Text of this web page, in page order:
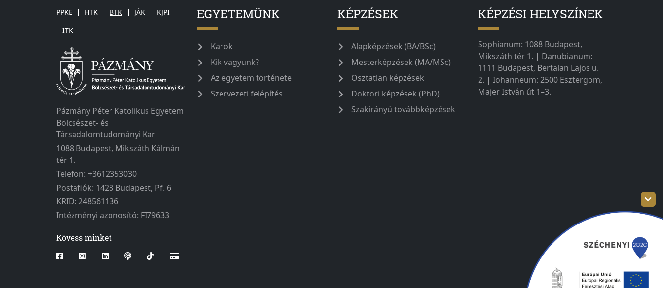
PPKE HTK BTK JÁK
KJPI
ITK
Pázmány Péter Katolikus Egyetem
Bölcsészet- és
Társadalomtudományi Kar
1088 Budapest, Mikszáth Kálmán
tér 1.
Telefon: +3612353030
Postafiók: 1428 Budapest, Pf. 6
KRID: 248561136
Intézményi azonosító: FI79633
Kövess minket
EGYETEMÜNK
Karok
Kik vagyunk?
Az egyetem története
Szervezeti felépítés
KÉPZÉSEK
Alapképzések (BA/BSc)
Mesterképzések (MA/MSc)
Osztatlan képzések
Doktori képzések (PhD)
Szakirányú továbbképzések
KÉPZÉSI HELYSZÍNEK
Sophianum: 1088 Budapest,
Mikszáth tér 1. | Danubianum:
1111 Budapest, Bertalan Lajos u.
2. | Iohanneum: 2500 Esztergom,
Majer István út 1–3.